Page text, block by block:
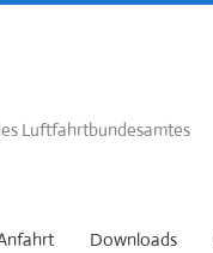
Luftfahrtbundesamtes
Downloads